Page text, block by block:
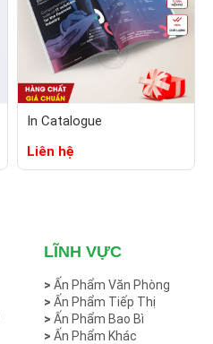
In Catalogue
Liên hệ
LĨNH VỰC
> Ấn Phẩm Văn Phòng
> Ấn Phẩm Tiếp Thị
> Ấn Phẩm Bao Bì
> Ấn Phẩm Khác